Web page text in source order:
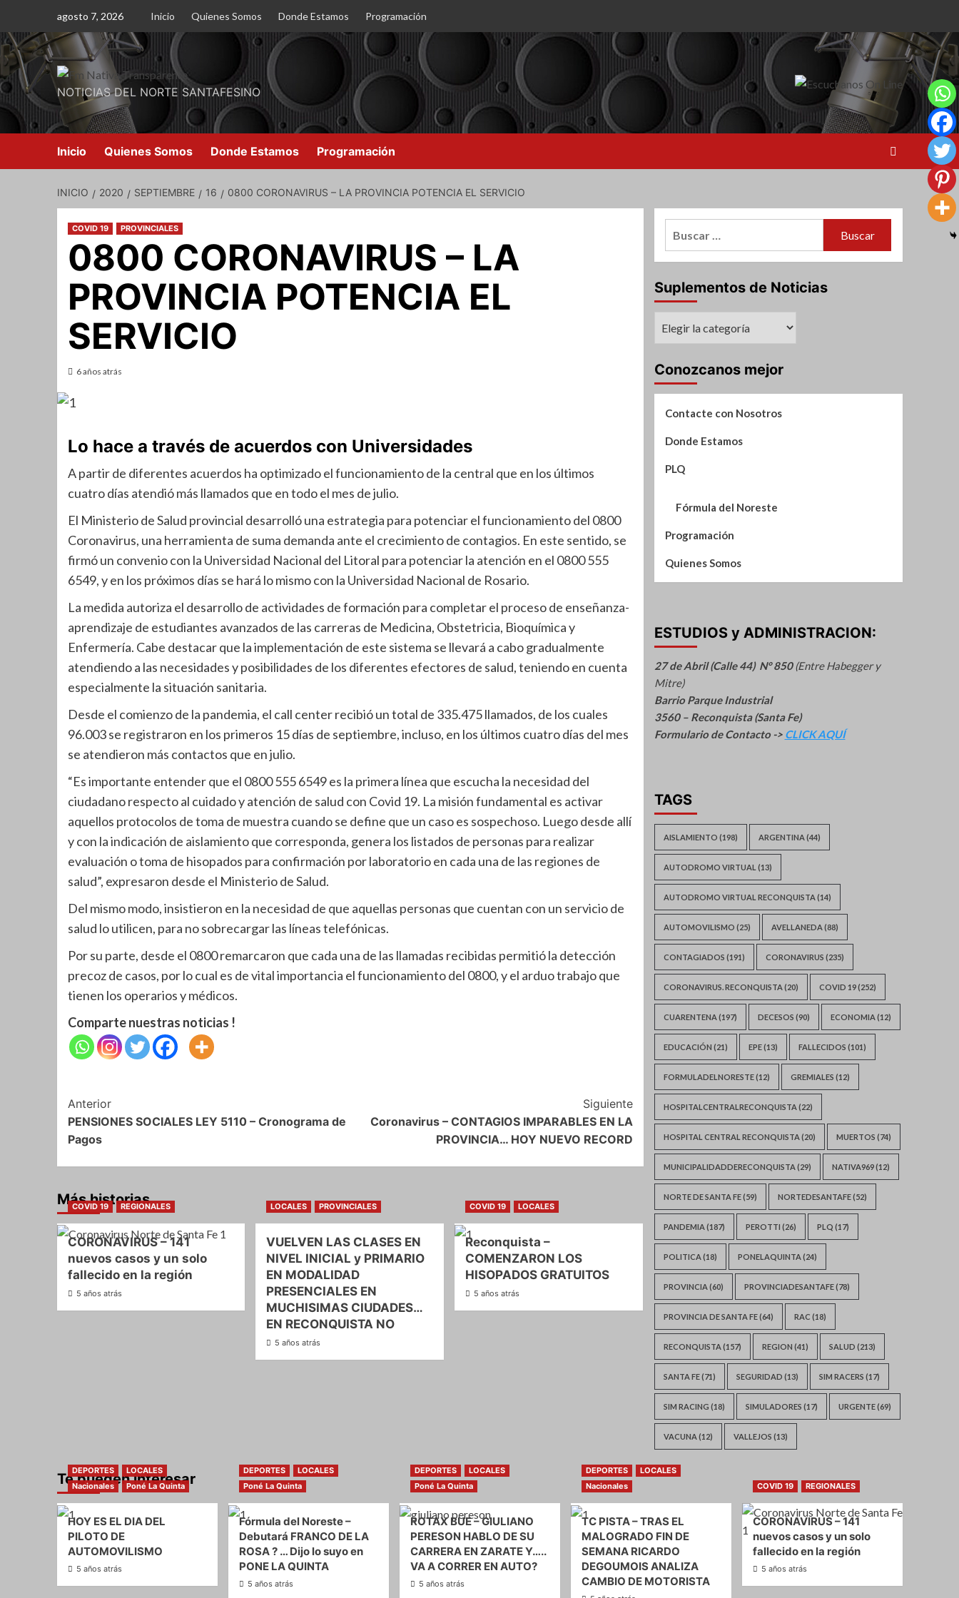
contenido
agosto 7, 2026 Inicio Quienes Somos Donde Estamos Programación
NOTICIAS DEL NORTE SANTAFESINO
Inicio Quienes Somos Donde Estamos Programación
INICIO 2020 SEPTIEMBRE 16 0800 CORONAVIRUS – LA PROVINCIA POTENCIA EL SERVICIO
COVID 19 PROVINCIALES
0800 CORONAVIRUS – LA
PROVINCIA POTENCIA EL
SERVICIO
6 años atrás
Lo hace a través de acuerdos con Universidades
A partir de diferentes acuerdos ha optimizado el funcionamiento de la central que en los últimos
cuatro días atendió más llamados que en todo el mes de julio.
El Ministerio de Salud provincial desarrolló una estrategia para potenciar el funcionamiento del 0800
Coronavirus, una herramienta de suma demanda ante el crecimiento de contagios. En este sentido, se
firmó un convenio con la Universidad Nacional del Litoral para potenciar la atención en el 0800 555
6549, y en los próximos días se hará lo mismo con la Universidad Nacional de Rosario.
La medida autoriza el desarrollo de actividades de formación para completar el proceso de enseñanza-
aprendizaje de estudiantes avanzados de las carreras de Medicina, Obstetricia, Bioquímica y
Enfermería. Cabe destacar que la implementación de este sistema se llevará a cabo gradualmente
atendiendo a las necesidades y posibilidades de los diferentes efectores de salud, teniendo en cuenta
especialmente la situación sanitaria.
Desde el comienzo de la pandemia, el call center recibió un total de 335.475 llamados, de los cuales
96.003 se registraron en los primeros 15 días de septiembre, incluso, en los últimos cuatro días del mes
se atendieron más contactos que en julio.
“Es importante entender que el 0800 555 6549 es la primera línea que escucha la necesidad del
ciudadano respecto al cuidado y atención de salud con Covid 19. La misión fundamental es activar
aquellos protocolos de toma de muestra cuando se define que un caso es sospechoso. Luego desde allí
y con la indicación de aislamiento que corresponda, genera los listados de personas para realizar
evaluación o toma de hisopados para confirmación por laboratorio en cada una de las regiones de
salud”, expresaron desde el Ministerio de Salud.
Del mismo modo, insistieron en la necesidad de que aquellas personas que cuentan con un servicio de
salud lo utilicen, para no sobrecargar las líneas telefónicas.
Por su parte, desde el 0800 remarcaron que cada una de las llamadas recibidas permitió la detección
precoz de casos, por lo cual es de vital importancia el funcionamiento del 0800, y el arduo trabajo que
tienen los operarios y médicos.
Comparte nuestras noticias !
Navegación
de
entradas
Anterior
PENSIONES SOCIALES LEY 5110 – Cronograma de
Pagos
Siguiente
Coronavirus – CONTAGIOS IMPARABLES EN LA
PROVINCIA… HOY NUEVO RECORD
Más historias
COVID 19 REGIONALES
CORONAVIRUS – 141
nuevos casos y un solo
fallecido en la región
5 años atrás
LOCALES PROVINCIALES
VUELVEN LAS CLASES EN
NIVEL INICIAL y PRIMARIO
EN MODALIDAD
PRESENCIALES EN
MUCHISIMAS CIUDADES…
EN RECONQUISTA NO
5 años atrás
COVID 19 LOCALES
Reconquista –
COMENZARON LOS
HISOPADOS GRATUITOS
5 años atrás
Suplementos de Noticias
Conozcanos mejor
Contacte con Nosotros
Donde Estamos
PLQ
Fórmula del Noreste
Programación
Quienes Somos
ESTUDIOS y ADMINISTRACION:
27 de Abril (Calle 44) N° 850(Entre Habegger y
Mitre)
Barrio Parque Industrial
3560 – Reconquista (Santa Fe)
Formulario de Contacto -> CLICK AQUÍ
TAGS
AISLAMIENTO (198) ARGENTINA(44)
AUTODROMO VIRTUAL (13)
AUTODROMO VIRTUAL RECONQUISTA(14)
AUTOMOVILISMO (25) AVELLANEDA(88)
CONTAGIADOS (191) CORONAVIRUS (235)
CORONAVIRUS. RECONQUISTA(20) COVID 19(252)
CUARENTENA(197) DECESOS (90) ECONOMIA(12)
EDUCACIÓN (21) EPE(13) FALLECIDOS (101)
FORMULADELNORESTE(12) GREMIALES (12)
HOSPITALCENTRALRECONQUISTA(22)
HOSPITAL CENTRAL RECONQUISTA(20) MUERTOS (74)
MUNICIPALIDADDERECONQUISTA(29) NATIVA969(12)
NORTE DE SANTA FE(59) NORTEDESANTAFE(52)
PANDEMIA(187) PEROTTI (26) PLQ (17)
POLITICA(18) PONELAQUINTA(24)
PROVINCIA(60) PROVINCIADESANTAFE(78)
PROVINCIA DE SANTA FE(64) RAC (18)
RECONQUISTA(157) REGION (41) SALUD (213)
SANTA FE(71) SEGURIDAD (13) SIM RACERS (17)
SIM RACING (18) SIMULADORES (17) URGENTE(69)
VACUNA(12) VALLEJOS (13)
Te pueden interesar
DEPORTES
LOCALES
Nacionales
Poné La Quinta
HOY ES EL DIA DEL
PILOTO DE
AUTOMOVILISMO
5 años atrás
DEPORTES
LOCALES
Poné La Quinta
Fórmula del Noreste –
Debutará FRANCO DE LA
ROSA ? … Dijo lo suyo en
PONE LA QUINTA
5 años atrás
DEPORTES
LOCALES
Poné La Quinta
ROTAX BUE – GIULIANO
PERESON HABLO DE SU
CARRERA EN ZARATE Y…..
VA A CORRER EN AUTO?
5 años atrás
DEPORTES
LOCALES
Nacionales
TC PISTA – TRAS EL
MALOGRADO FIN DE
SEMANA RICARDO
DEGOUMOIS ANALIZA
CAMBIO DE MOTORISTA
COVID 19 REGIONALES
CORONAVIRUS – 141
nuevos casos y un solo
fallecido en la región
5 años atrás